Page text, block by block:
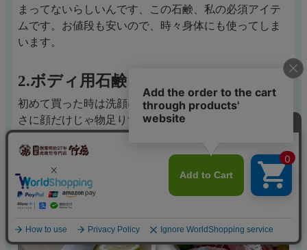
まってないらしいんです、この石鹸、私の必須アイテ
ムです。お値段も安いので、時々身体にも使ってしま
います。
2.ボディ用石鹸として使う
初めて買った時は洗顔に使っていましたがあまりの良
さに顔だけじゃ物足りず、全身に使っています。肌の
弱い息子にも使っています。あせもができ易く、いつ
も掻いていて肌荒れがひどかったのですが、今は綺麗
な肌で本人も気に入っているみたいです。